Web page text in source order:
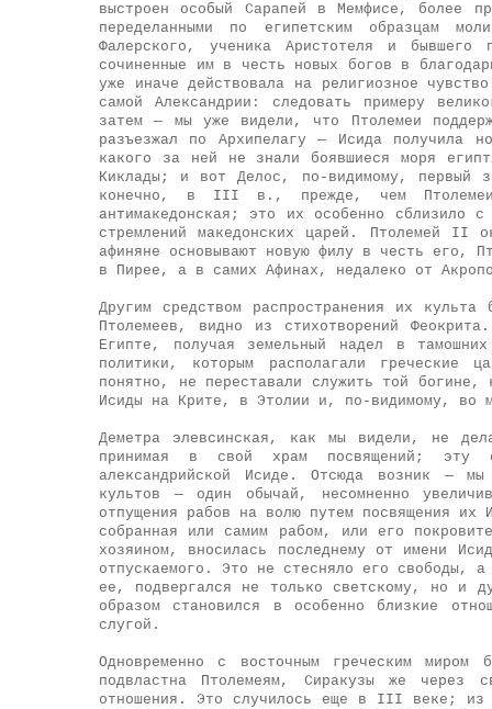
выстроен особый Сарапей в Мемфисе, более
переделанными по египетским образцам
Фалерского, ученика Аристотеля и
сочиненные им в честь новых богов в
уже иначе действовала на религиозное
самой Александрии: следовать примеру
затем — мы уже видели, что Птолемеи
разъезжал по Архипелагу — Исида получила
какого за ней не знали боявшиеся моря
Киклады; и вот Делос, по-видимому, первый
конечно, в III в., прежде, чем Птолемеи
антимакедонская; это их особенно сблизило
стремлений македонских царей. Птолемей II
афиняне основывают новую филу в честь его,
в Пирее, а в самих Афинах, недалеко от
Другим средством распространения их
Птолемеев, видно из стихотворений
Египте, получая земельный надел в
политики, которым располагали
понятно, не переставали служить той
Исиды на Крите, в Этолии и, по-видимому, во
Деметра элевсинская, как мы видели, не
принимая в свой храм посвящений; эту
александрийской Исиде. Отсюда возник —
культов — один обычай, несомненно
отпущения рабов на волю путем посвящения
собранная или самим рабом, или его
хозяином, вносилась последнему от имени
отпускаемого. Это не стесняло его свободы,
ее, подвергался не только светскому, но и
образом становился в особенно близкие
слугой.
Одновременно с восточным греческим
подвластна Птолемеям, Сиракузы же через
отношения. Это случилось еще в III веке; из